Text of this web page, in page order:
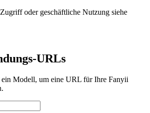
oder geschäftliche Nutzung siehe
URLs
Modell, um eine URL für Ihre Fanyii